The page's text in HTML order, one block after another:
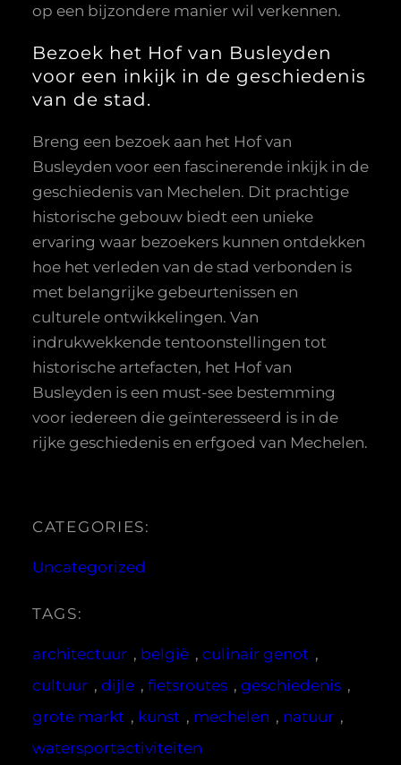
op een bijzondere manier wil verkennen.
Bezoek het Hof van Busleyden
voor een inkijk in de geschiedenis
van de stad.
Breng een bezoek aan het Hof van
Busleyden voor een fascinerende inkijk in de
geschiedenis van Mechelen. Dit prachtige
historische gebouw biedt een unieke
ervaring waar bezoekers kunnen ontdekken
hoe het verleden van de stad verbonden is
met belangrijke gebeurtenissen en
culturele ontwikkelingen. Van
indrukwekkende tentoonstellingen tot
historische artefacten, het Hof van
Busleyden is een must-see bestemming
voor iedereen die geïnteresseerd is in de
rijke geschiedenis en erfgoed van Mechelen.
CATEGORIES:
Uncategorized
TAGS:
architectuur , belgië , culinair genot ,
cultuur , dijle , fietsroutes , geschiedenis ,
grote markt , kunst , mechelen , natuur ,
watersportactiviteiten